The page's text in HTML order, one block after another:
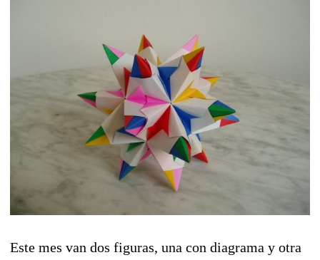
Este mes van dos figuras, una con diagrama y otra